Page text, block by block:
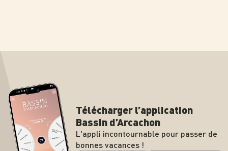
Télécharger l’application
Bassin d’Arcachon
L'appli incontournable pour passer de
bonnes vacances !